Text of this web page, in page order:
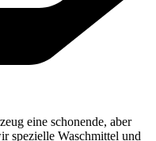
eine schonende, aber
spezielle Waschmittel und